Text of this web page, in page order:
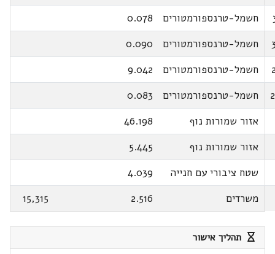
חשמל-טרנספורמטורים
0.078
חשמל-טרנספורמטורים
0.090
חשמל-טרנספורמטורים
9.042
חשמל-טרנספורמטורים
0.083
אזור שמורות נוף
46.198
אזור שמורות נוף
5.445
שטח ציבורי עם חנייה
4.039
משרדים
2.516
15,315
תהליך אישור